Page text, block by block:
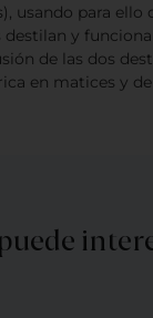
usando para ello
destilan y
de las dos
en matices y